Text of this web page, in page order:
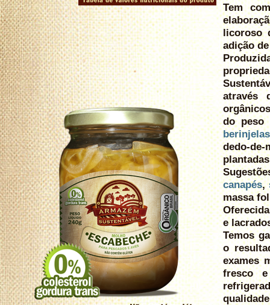
Tem
licoroso
adição
através
do peso
berinjelas
dedo-
canapés,
massa
e
Temos
o
exames
fresco